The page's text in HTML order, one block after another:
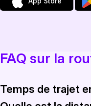
FAQ sur la
Temps de trajet